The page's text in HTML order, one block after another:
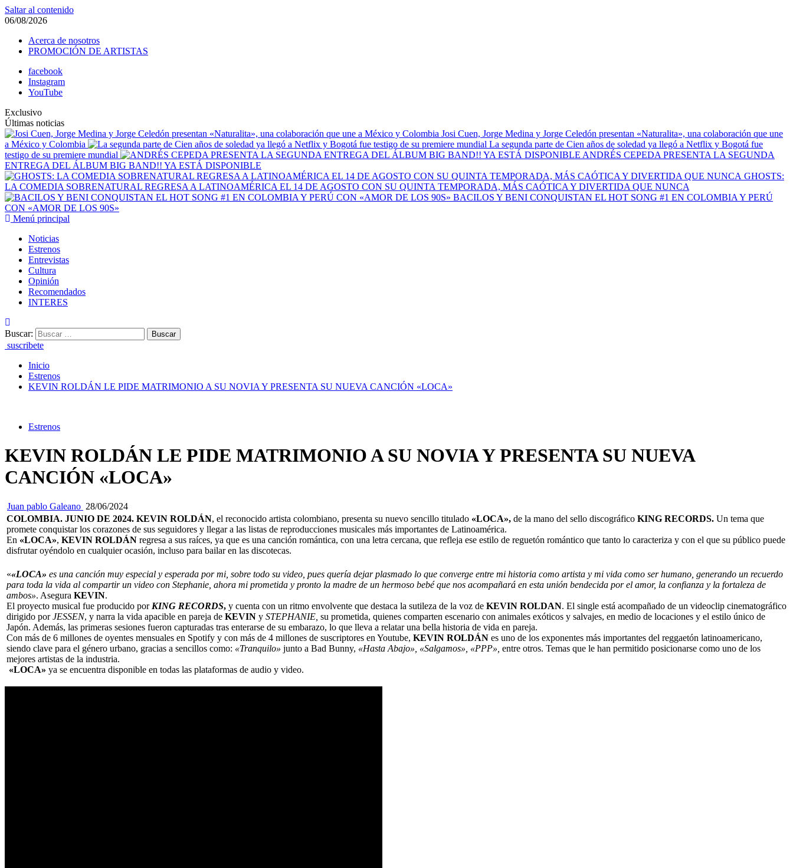
Saltar al contenido
06/08/2026
Acerca de nosotros
PROMOCIÓN DE ARTISTAS
facebook
Instagram
YouTube
Exclusivo
Últimas noticias
Josi Cuen, Jorge Medina y Jorge Celedón presentan «Naturalita», una colaboración que une
a México y Colombia
La segunda parte de Cien años de soledad ya llegó a Netflix y Bogotá fue
testigo de su premiere mundial
ANDRÉS CEPEDA PRESENTA LA SEGUNDA
ENTREGA DEL ÁLBUM BIG BAND!! YA ESTÁ DISPONIBLE
GHOSTS:
LA COMEDIA SOBRENATURAL REGRESA A LATINOAMÉRICA EL 14 DE AGOSTO CON SU QUINTA TEMPORADA, MÁS CAÓTICA Y DIVERTIDA QUE NUNCA
BACILOS Y BENI CONQUISTAN EL HOT SONG #1 EN COLOMBIA Y PERÚ
CON «AMOR DE LOS 90S»
Menú principal
Noticias
Estrenos
Entrevistas
Cultura
Opinión
Recomendados
INTERES
Buscar:
suscribete
Inicio
Estrenos
KEVIN ROLDÁN LE PIDE MATRIMONIO A SU NOVIA Y PRESENTA SU NUEVA CANCIÓN «LOCA»
Estrenos
KEVIN ROLDÁN LE PIDE MATRIMONIO A SU NOVIA Y PRESENTA SU NUEVA
CANCIÓN «LOCA»
Juan pablo Galeano 28/06/2024
COLOMBIA. JUNIO DE 2024. KEVIN ROLDÁN, el reconocido artista colombiano, presenta su nuevo sencillo titulado «LOCA», de la mano del sello discográfico KING RECORDS. Un tema que
promete conquistar los corazones de sus seguidores y llegar a las listas de reproducciones musicales más importantes de Latinoamérica.
En «LOCA», KEVIN ROLDÁN regresa a sus raíces, ya que es una canción romántica, con una letra cercana, que refleja ese estilo de reguetón romántico que tanto lo caracteriza y con el que su público puede
disfrutar oyéndolo en cualquier ocasión, incluso para bailar en las discotecas.
««LOCA» es una canción muy especial y esperada por mi, sobre todo su video, pues quería dejar plasmado lo que converge entre mi historia como artista y mi vida como ser humano, generando un recuerdo
para toda la vida al compartir un video con Stephanie, ahora mi prometida y pronto la madre de un hermoso bebé que nos acompañará en esta unión bendecida por el amor, la confianza y la fortaleza de
ambos». Asegura KEVIN.
El proyecto musical fue producido por KING RECORDS, y cuenta con un ritmo envolvente que destaca la sutileza de la voz de KEVIN ROLDAN. El single está acompañado de un videoclip cinematográfico
dirigido porJESSEN, y narra la vida apacible en pareja de KEVIN y STEPHANIE, su prometida, quienes comparten escenario con animales exóticos y salvajes, en medio de locaciones y el estilo único de
Japón. Además, las primeras sesiones fueron capturadas tras enterarse de su embarazo, lo que lleva a relatar una bella historia de vida en pareja.
Con más de 6 millones de oyentes mensuales en Spotify y con más de 4 millones de suscriptores en Youtube, KEVIN ROLDÁN es uno de los exponentes más importantes del reggaetón latinoamericano,
siendo clave para el género urbano, gracias a sencillos como: «Tranquilo» junto a Bad Bunny, «Hasta Abajo», «Salgamos», «PPP», entre otros. Temas que le han permitido posicionarse como uno de los
mejores artistas de la industria.
«LOCA» ya se encuentra disponible en todas las plataformas de audio y video.